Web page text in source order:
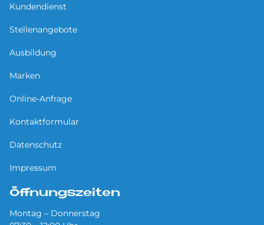
Kundendienst
Stellenangebote
Ausbildung
Marken
Online-Anfrage
Kontaktformular
Datenschutz
Impressum
Öffnungszeiten
Montag – Donnerstag